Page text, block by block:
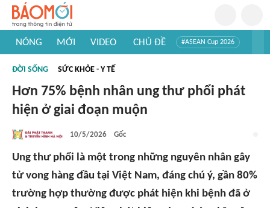
NÓNG MỚI VIDEO CHỦ ĐỀ #ASEAN Cup 2026
#Khám phá thế giới
ĐỜI SỐNG SỨC KHỎE - Y TẾ
Hơn 75% bệnh nhân ung thư phổi phát
hiện ở giai đoạn muộn
10/5/2026 Gốc
Ung thư phổi là một trong những nguyên nhân gây
tử vong hàng đầu tại Việt Nam, đáng chú ý, gần 80%
trường hợp thường được phát hiện khi bệnh đã ở